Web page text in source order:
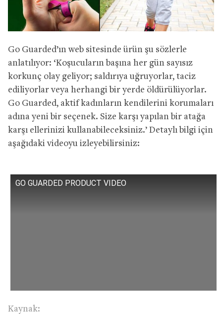
Go Guarded’ın web sitesinde ürün şu sözlerle
anlatılıyor: ‘Koşucuların başına her gün sayısız
korkunç olay geliyor; saldırıya uğruyorlar, taciz
ediliyorlar veya herhangi bir yerde öldürülüyorlar.
Go Guarded, aktif kadınların kendilerini korumaları
adına yeni bir seçenek. Size karşı yapılan bir atağa
karşı ellerinizi kullanabileceksiniz.’ Detaylı bilgi için
aşağıdaki videoyu izleyebilirsiniz:
GO GUARDED PRODUCT VIDEO
Kaynak: